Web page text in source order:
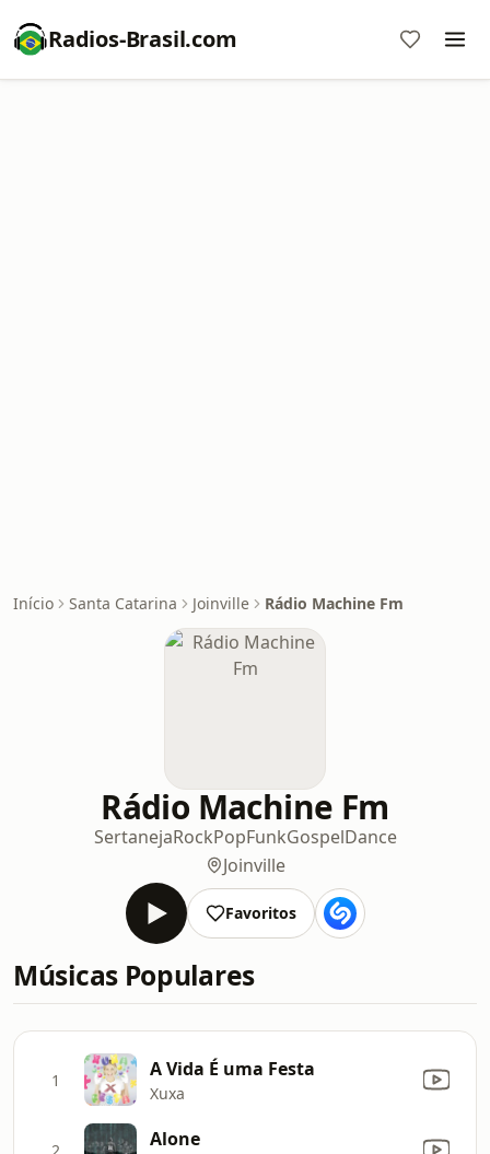
Radios-Brasil.com
Início Santa Catarina Joinville Rádio Machine Fm
Rádio Machine Fm
SertanejaRockPopFunkGospelDance
Joinville
Favoritos
Músicas Populares
1 A Vida É uma Festa
Xuxa
2 Alone